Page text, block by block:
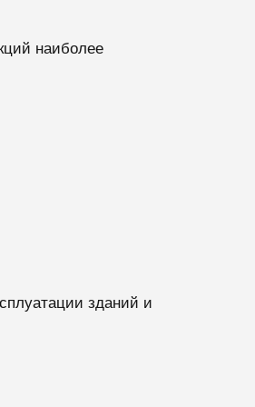
наиболее
зданий и